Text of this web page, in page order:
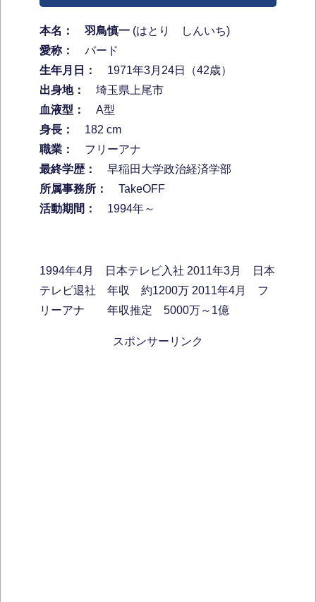
本名： 羽鳥慎一 (はとり しんいち)
愛称：
バード
生年月日：
1971年3月24日（42歳）
出身地：
埼玉県上尾市
血液型：
A型
身長：
182 cm
職業：
フリーアナ
最終学歴：
早稲田大学政治経済学部
所属事務所：
TakeOFF
活動期間：
1994年～
1994年4月 日本テレビ入社 2011年3月 日本
テレビ退社 年収 約1200万 2011年4月 フ
リーアナ 年収推定 5000万～1億
スポンサーリンク